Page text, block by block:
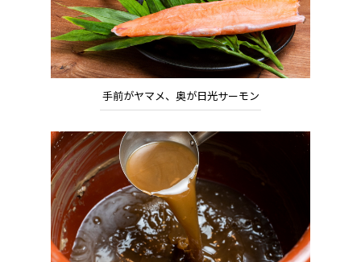
手前がヤマメ、奥が日光サーモン